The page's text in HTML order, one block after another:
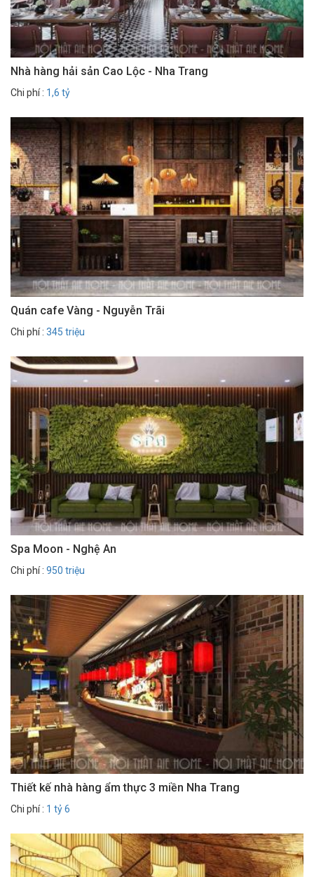
Nhà hàng hải sản Cao Lộc - Nha Trang
Chi phí : 1,6 tỷ
Quán cafe Vàng - Nguyễn Trãi
Chi phí : 345 triệu
Spa Moon - Nghệ An
Chi phí : 950 triệu
Thiết kế nhà hàng ẩm thực 3 miền Nha Trang
Chi phí : 1 tỷ 6